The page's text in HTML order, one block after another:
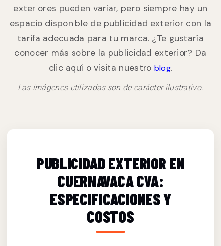
exteriores pueden variar, pero siempre hay un
espacio disponible de publicidad exterior con la
tarifa adecuada para tu marca. ¿Te gustaría
conocer más sobre la publicidad exterior? Da
clic aquí o visita nuestro blog.
Las imágenes utilizadas son de carácter ilustrativo.
PUBLICIDAD EXTERIOR EN
CUERNAVACA CVA:
ESPECIFICACIONES Y
COSTOS